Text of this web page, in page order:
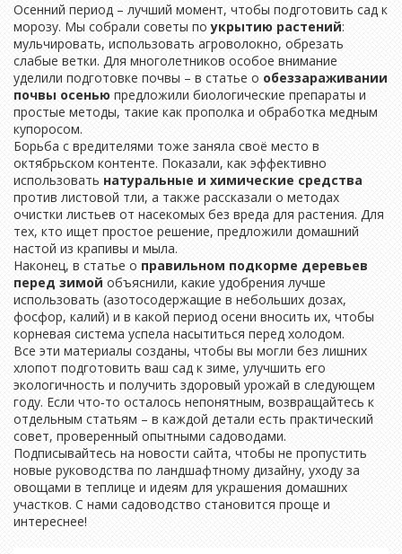
Осенний период – лучший момент, чтобы подготовить сад к
морозу. Мы собрали советы поукрытию растений:
мульчировать, использовать агроволокно, обрезать
слабые ветки. Для многолетников особое внимание
уделили подготовке почвы – в статье о обеззараживании
почвы осенью предложили биологические препараты и
простые методы, такие как прополка и обработка медным
купоросом.
Борьба с вредителями тоже заняла своё место в
октябрьском контенте. Показали, как эффективно
использовать натуральные и химические средства
против листовой тли, а также рассказали о методах
очистки листьев от насекомых без вреда для растения. Для
тех, кто ищет простое решение, предложили домашний
настой из крапивы и мыла.
Наконец, в статье о правильном подкорме деревьев
перед зимой объяснили, какие удобрения лучше
использовать (азотосодержащие в небольших дозах,
фосфор, калий) и в какой период осени вносить их, чтобы
корневая система успела насытиться перед холодом.
Все эти материалы созданы, чтобы вы могли без лишних
хлопот подготовить ваш сад к зиме, улучшить его
экологичность и получить здоровый урожай в следующем
году. Если что‑то осталось непонятным, возвращайтесь к
отдельным статьям – в каждой детали есть практический
совет, проверенный опытными садоводами.
Подписывайтесь на новости сайта, чтобы не пропустить
новые руководства по ландшафтному дизайну, уходу за
овощами в теплице и идеям для украшения домашних
участков. С нами садоводство становится проще и
интереснее!